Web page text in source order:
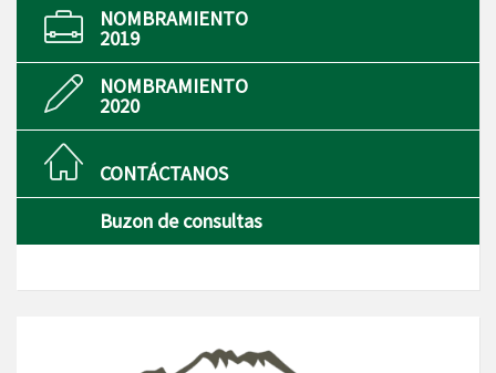
NOMBRAMIENTO
2019
NOMBRAMIENTO
2020
CONTÁCTANOS
Buzon de consultas